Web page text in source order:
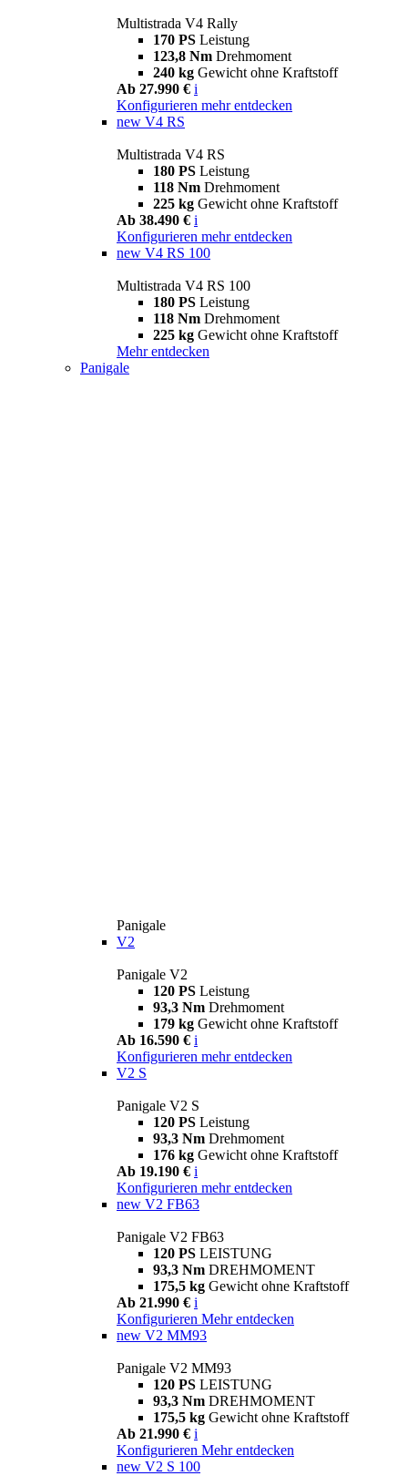
Multistrada V4 Rally
170 PS Leistung
123,8 Nm Drehmoment
240 kg Gewicht ohne Kraftstoff
Ab 27.990 € i
Konfigurieren mehr entdecken
new V4 RS
Multistrada V4 RS
180 PS Leistung
118 Nm Drehmoment
225 kg Gewicht ohne Kraftstoff
Ab 38.490 € i
Konfigurieren mehr entdecken
new V4 RS 100
Multistrada V4 RS 100
180 PS Leistung
118 Nm Drehmoment
225 kg Gewicht ohne Kraftstoff
Mehr entdecken
Panigale
Panigale
V2
Panigale V2
120 PS Leistung
93,3 Nm Drehmoment
179 kg Gewicht ohne Kraftstoff
Ab 16.590 € i
Konfigurieren mehr entdecken
V2 S
Panigale V2 S
120 PS Leistung
93,3 Nm Drehmoment
176 kg Gewicht ohne Kraftstoff
Ab 19.190 € i
Konfigurieren mehr entdecken
new V2 FB63
Panigale V2 FB63
120 PS LEISTUNG
93,3 Nm DREHMOMENT
175,5 kg Gewicht ohne Kraftstoff
Ab 21.990 € i
Konfigurieren Mehr entdecken
new V2 MM93
Panigale V2 MM93
120 PS LEISTUNG
93,3 Nm DREHMOMENT
175,5 kg Gewicht ohne Kraftstoff
Ab 21.990 € i
Konfigurieren Mehr entdecken
new V2 S 100